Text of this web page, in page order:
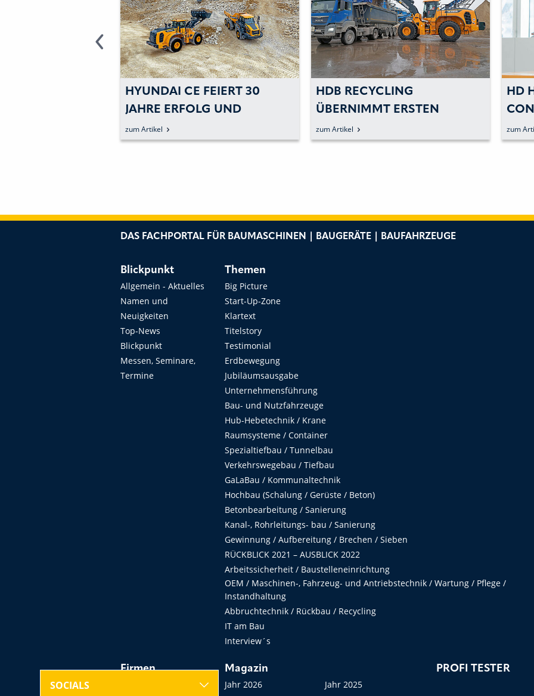
HYUNDAI CE FEIERT 30
JAHRE ERFOLG UND
WACHSTUM
zum Artikel
HDB RECYCLING
ÜBERNIMMT ERSTEN
GROSSRADLADER DES TYPS »
HL985A«
zum Artikel
HD
zum
DAS FACHPORTAL FÜR BAUMASCHINEN | BAUGERÄTE | BAUFAHRZEUGE
Blickpunkt
Allgemein - Aktuelles
Namen und
Neuigkeiten
Top-News
Blickpunkt
Messen, Seminare,
Termine
Themen
Big Picture
Start-Up-Zone
Klartext
Titelstory
Testimonial
Erdbewegung
Jubiläumsausgabe
Unternehmensführung
Bau- und Nutzfahrzeuge
Hub-Hebetechnik / Krane
Raumsysteme / Container
Spezialtiefbau / Tunnelbau
Verkehrswegebau / Tiefbau
GaLaBau / Kommunaltechnik
Hochbau (Schalung / Gerüste / Beton)
Betonbearbeitung / Sanierung
Kanal-, Rohrleitungs- bau / Sanierung
Gewinnung / Aufbereitung / Brechen / Sieben
RÜCKBLICK 2021 – AUSBLICK 2022
Arbeitssicherheit / Baustelleneinrichtung
OEM / Maschinen-, Fahrzeug- und Antriebstechnik / Wartung / Pflege /
Instandhaltung
Abbruchtechnik / Rückbau / Recycling
IT am Bau
Interview´s
Firmen Magazin
Jahr 2026
Jahr 2025
PROFI TESTER
SOCIALS